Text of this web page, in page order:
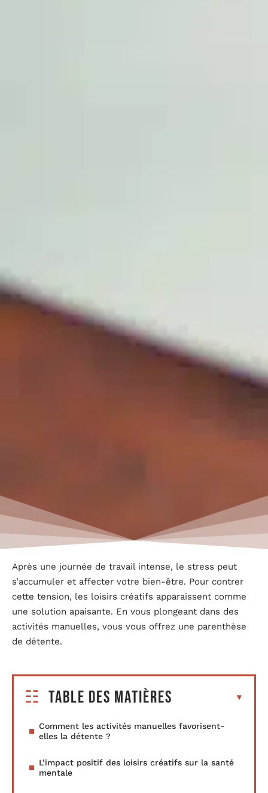
Après une journée de travail intense, le stress peut
s’accumuler et affecter votre bien-être. Pour contrer
cette tension, les loisirs créatifs apparaissent comme
une solution apaisante. En vous plongeant dans des
activités manuelles, vous vous offrez une parenthèse
de détente.
Table des matières
Comment les activités manuelles favorisent-
elles la détente ?
L’impact positif des loisirs créatifs sur la santé
mentale